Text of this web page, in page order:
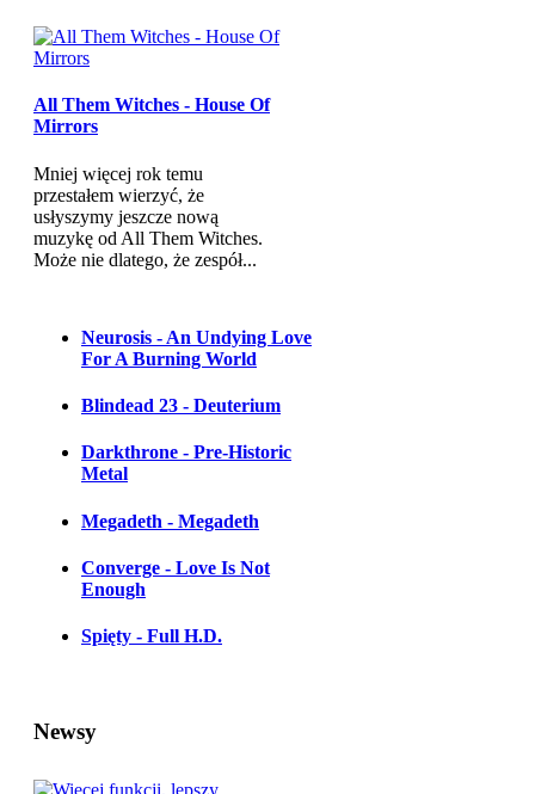
All Them Witches - House Of
Mirrors
Mniej więcej rok temu
przestałem wierzyć, że
usłyszymy jeszcze nową
muzykę od All Them Witches.
Może nie dlatego, że zespół...
Neurosis - An Undying Love
For A Burning World
Blindead 23 - Deuterium
Darkthrone - Pre-Historic
Metal
Megadeth - Megadeth
Converge - Love Is Not
Enough
Spięty - Full H.D.
Newsy